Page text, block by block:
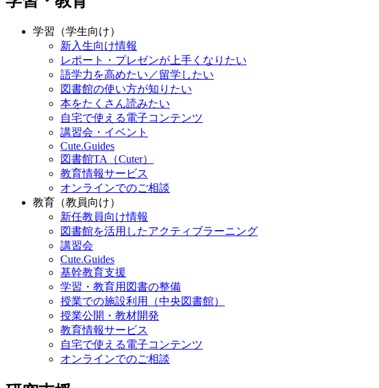
学習（学生向け）
新入生向け情報
レポート・プレゼンが上手くなりたい
語学力を高めたい／留学したい
図書館の使い方が知りたい
本をたくさん読みたい
自宅で使える電子コンテンツ
講習会・イベント
Cute.Guides
図書館TA（Cuter）
教育情報サービス
オンラインでのご相談
教育（教員向け）
新任教員向け情報
図書館を活用したアクティブラーニング
講習会
Cute.Guides
基幹教育支援
学習・教育用図書の整備
授業での施設利用（中央図書館）
授業公開・教材開発
教育情報サービス
自宅で使える電子コンテンツ
オンラインでのご相談